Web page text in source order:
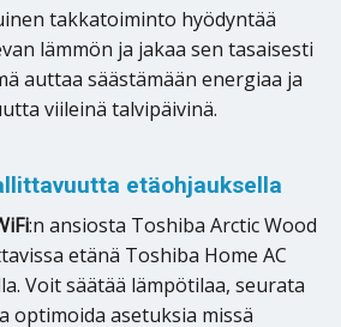
takkatoiminto hyödyntää
lämmön ja jakaa sen tasaisesti
auttaa säästämään energiaa ja
viileinä talvipäivinä.
etäohjauksella
:n ansiosta Toshiba Arctic Wood
etänä Toshiba Home AC
Voit säätää lämpötilaa, seurata
optimoida asetuksia missä